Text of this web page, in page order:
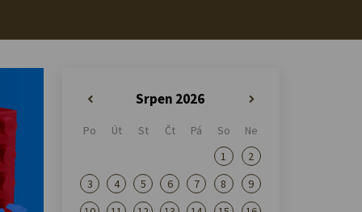
Srpen 2026
Po Út St Čt Pá So
Ne
1
2
3
4 5 6 7 8
9